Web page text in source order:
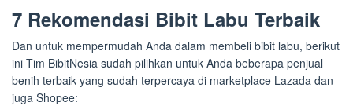
7 Rekomendasi Bibit Labu Terbaik
Dan untuk mempermudah Anda dalam membeli bibit labu, berikut
ini Tim BibitNesia sudah pilihkan untuk Anda beberapa penjual
benih terbaik yang sudah terpercaya di marketplace Lazada dan
juga Shopee: